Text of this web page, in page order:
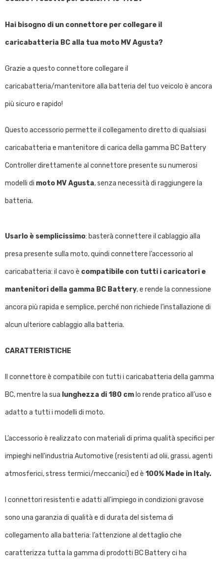
Hai bisogno di un connettore per collegare il
caricabatteria BC alla tua moto MV Agusta?
Grazie a questo connettore collegare il
caricabatteria/mantenitore alla batteria del tuo veicolo è ancora
più sicuro e rapido!
Questo accessorio permette il collegamento diretto di qualsiasi
caricabatteria e mantenitore di carica della gamma BC Battery
Controller direttamente al connettore presente su numerosi
modelli di moto MV Agusta, senza necessità di raggiungere la
batteria.
Usarlo è semplicissimo: basterà connettere il cablaggio alla
presa presente sulla moto, quindi connettere l’accessorio al
caricabatteria: il cavo è compatibile con tutti i caricatori e
mantenitori della gamma BC Battery, e rende la connessione
ancora più rapida e semplice, perché non richiede l’installazione di
alcun ulteriore cablaggio alla batteria.
CARATTERISTICHE
Il connettore è compatibile con tutti i caricabatteria della gamma
BC, mentre la sua lunghezza di 180 cm lo rende pratico all’uso e
adatto a tutti i modelli di moto.
L’accessorio è realizzato con materiali di prima qualità specifici per
impieghi nell'industria Automotive (resistenti ad olii, grassi, agenti
atmosferici, stress termici/meccanici) ed è 100% Made in Italy.
I connettori resistenti e adatti all'impiego in condizioni gravose
sono una garanzia di qualità e di durata del sistema di
collegamento alla batteria: l’attenzione al dettaglio che
caratterizza tutta la gamma di prodotti BC Battery ci ha